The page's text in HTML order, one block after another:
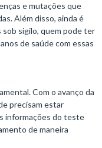
e mutações que
Além disso, ainda é
sigilo, quem pode ter
de saúde com essas
Com o avanço da
precisam estar
informações do teste
de maneira